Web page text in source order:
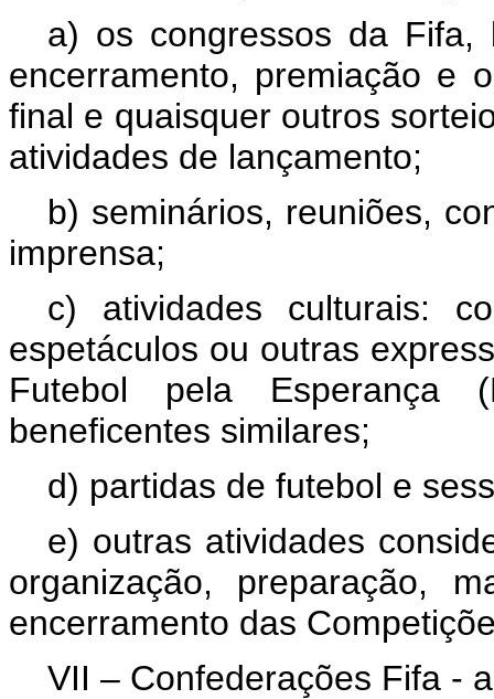
a) os congressos da Fifa,
encerramento, premiação e
final e quaisquer outros
atividades de lançamento;
b) seminários, reuniões,
imprensa;
c) atividades culturais:
espetáculos ou outras
Futebol pela Esperança (
beneficentes similares;
d) partidas de futebol e
e) outras atividades
organização, preparação,
encerramento das
VII – Confederações Fifa -